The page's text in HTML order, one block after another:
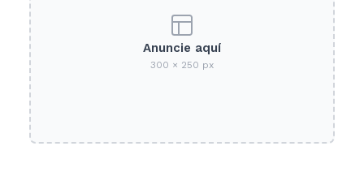
Anuncie aquí
300 × 250 px